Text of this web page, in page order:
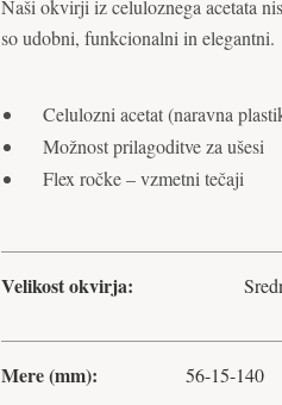
Naši okvirji iz celuloznega acetata
so udobni, funkcionalni in elegantni.
Celulozni acetat (naravna
Možnost prilagoditve za ušesi
Flex ročke – vzmetni tečaji
Velikost okvirja:
Mere (mm): 56-15-140